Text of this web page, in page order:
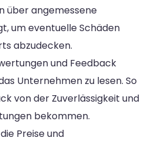
über angemessene
um eventuelle Schäden
abzudecken.
und Feedback
Unternehmen zu lesen. So
von der Zuverlässigkeit und
bekommen.
Preise und